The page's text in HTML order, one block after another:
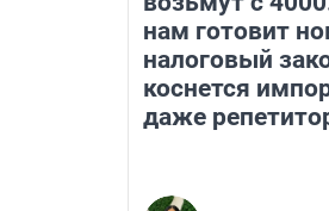
нам готовит
налоговый
коснется
даже